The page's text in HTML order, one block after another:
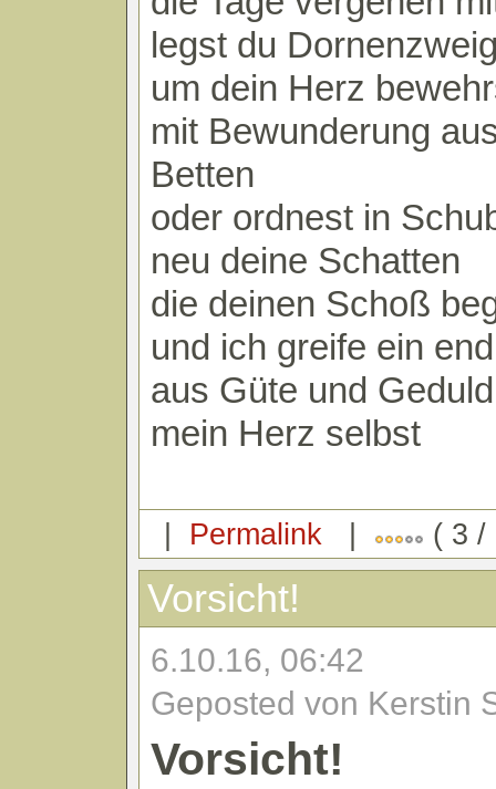
legst du
um dein Herz
mit Bewunderung
Betten
oder ordnest in
neu deine Schatten
die deinen Schoß
und ich greife ein
aus Güte und
mein Herz selbst
| Permalink | ( 3 /
Vorsicht!
6.10.16, 06:42
Geposted von Kerstin
Vorsicht!